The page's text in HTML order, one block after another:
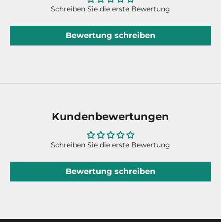
Schreiben Sie die erste Bewertung
Bewertung schreiben
Kundenbewertungen
Schreiben Sie die erste Bewertung
Bewertung schreiben